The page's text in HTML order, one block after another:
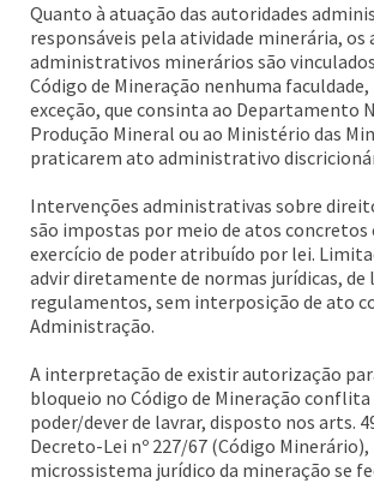
Quanto à atuação das autoridades
responsáveis pela atividade minerária, os
administrativos minerários são
Código de Mineração nenhuma
exceção, que consinta ao Departamento
Produção Mineral ou ao Ministério das
praticarem ato administrativo
Intervenções administrativas sobre
são impostas por meio de atos concretos
exercício de poder atribuído por lei.
advir diretamente de normas jurídicas, de
regulamentos, sem interposição de ato
Administração.
A interpretação de existir autorização
bloqueio no Código de Mineração conflita
poder/dever de lavrar, disposto nos arts.
Decreto-Lei nº 227/67 (Código
microssistema jurídico da mineração se